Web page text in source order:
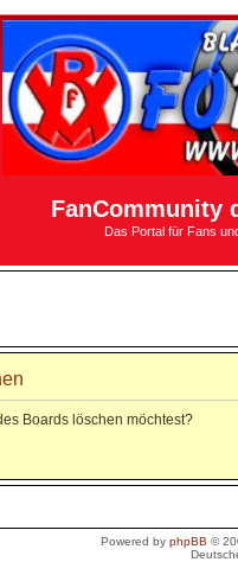
FanCommunity
Das Portal für Fans
Boards löschen möchtest?
Powered byphpBB ©